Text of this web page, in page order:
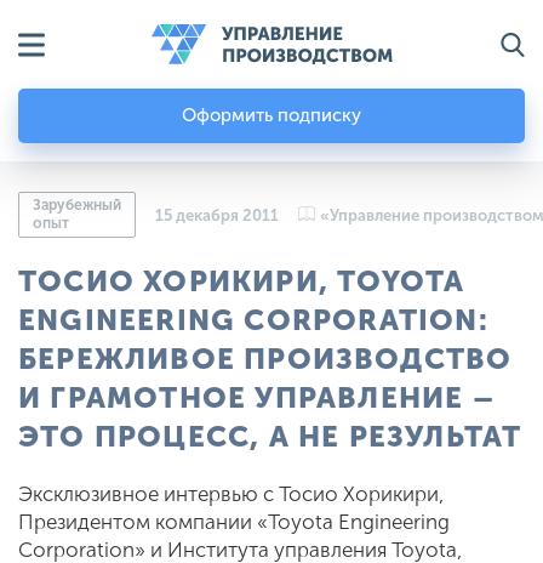
Оформить подписку
Зарубежный
опыт
15 декабря 2011 «Управление
ТОСИО ХОРИКИРИ, TOYOTA
ENGINEERING CORPORATION:
БЕРЕЖЛИВОЕ ПРОИЗВОДСТВО
И ГРАМОТНОЕ УПРАВЛЕНИЕ –
ЭТО ПРОЦЕСС, А НЕ РЕЗУЛЬТАТ
Эксклюзивное интервью с Тосио Хорикири,
Президентом компании «Toyota Engineering
Corporation» и Института управления Toyota,